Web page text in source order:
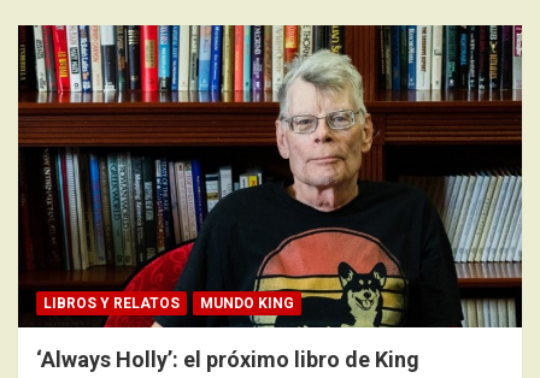
LIBROS Y RELATOS MUNDO KING
‘Always Holly’: el próximo libro de King